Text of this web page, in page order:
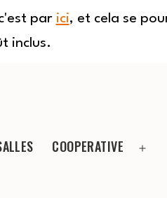
par ici, et cela se
inclus.
COOPERATIVE